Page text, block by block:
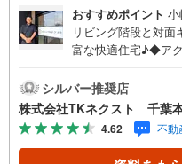
おすすめポイント 小
リビング階段と対
富な快適住宅♪◆ア
心地の良い空間♪リ
心感で選ぶなら対面
ー！まとめ買い派に
ーションが増えるリ
内物干し「ホース
シルバー推奨店
株式会社TKネクスト 千葉
4.62 不動